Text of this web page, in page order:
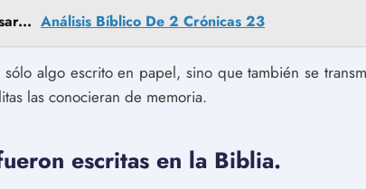
Análisis Bíblico De 2 Crónicas 23
sólo algo escrito en papel, sino que también se
las conocieran de memoria.
escritas en la Biblia.